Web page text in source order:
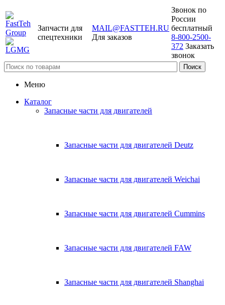
Запчасти для
спецтехники
MAIL@FASTTEH.RU
Для заказов
Звонок по
России
бесплатный
8-800-2500-
372 Заказать
звонок
Меню
Каталог
Запасные части для двигателей
Запасные части для двигателей Deutz
Запасные части для двигателей Weichai
Запасные части для двигателей Cummins
Запасные части для двигателей FAW
Запасные части для двигателей Shanghai